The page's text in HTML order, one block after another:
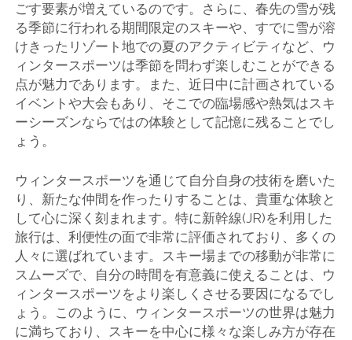
ごす要素が増えているのです。さらに、春先の雪が残
る季節に行われる期間限定のスキーや、すでに雪が溶
けきったリゾート地での夏のアクティビティなど、ウ
ィンタースポーツは季節を問わず楽しむことができる
点が魅力であります。また、近日中に計画されている
イベントや大会もあり、そこでの臨場感や熱気はスキ
ーシーズンならではの体験として記憶に残ることでし
ょう。
ウィンタースポーツを通じて自分自身の技術を磨いた
り、新たな仲間を作ったりすることは、貴重な体験と
して心に深く刻まれます。特に新幹線(JR)を利用した
旅行は、利便性の面で非常に評価されており、多くの
人々に選ばれています。スキー場までの移動が非常に
スムーズで、自分の時間を有意義に使えることは、ウ
ィンタースポーツをより楽しくさせる要因になるでし
ょう。このように、ウィンタースポーツの世界は魅力
に満ちており、スキーを中心に様々な楽しみ方が存在